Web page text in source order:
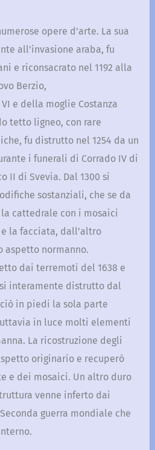
opere d’arte. La sua
all’invasione araba, fu
e riconsacrato nel 1192 alla
Berzio,
e della moglie Costanza
tetto ligneo, con rare
fu distrutto nel 1254 da un
i funerali di Corrado IV di
II di Svevia. Dal 1300 si
sostanziali, che se da
cattedrale con i mosaici
la facciata, dall’altro
aspetto normanno.
dai terremoti del 1638 e
interamente distrutto dal
in piedi la sola parte
in luce molti elementi
La ricostruzione degli
originario e recuperò
e dei mosaici. Un altro duro
venne inferto dai
guerra mondiale che